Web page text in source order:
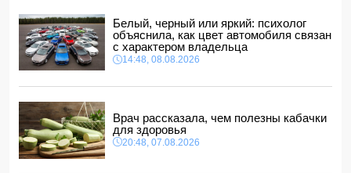
Нариман Ахундзаде официально подписал контракт с
"Эрзурумспором"
10:28, 08.08.2026
Азербайджан вновь подтвердил полную поддержку
10:10, 08.08.2026
Белый, черный или яркий: психолог
объяснила, как цвет автомобиля связан
с характером владельца
14:48, 08.08.2026
Врач рассказала, чем полезны кабачки
для здоровья
20:48, 07.08.2026